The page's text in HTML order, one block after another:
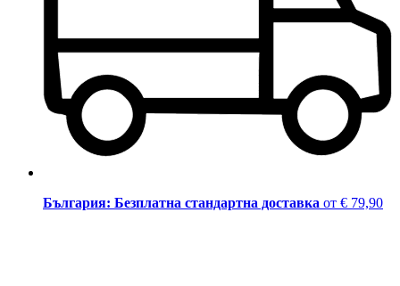
България: Безплатна стандартна доставка от € 79,90